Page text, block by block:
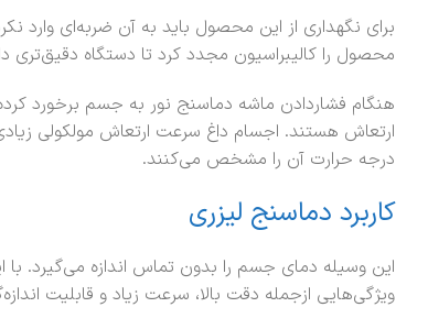
برای نگهداری از این محصول باید به آن ضربه‌ای وارد
محصول را کالیبراسیون مجدد کرد تا دستگاه دقیق‌تری
هنگام فشاردادن ماشه دماسنج نور به جسم برخورد
ارتعاش هستند. اجسام داغ سرعت ارتعاش مولکولی
درجه حرارت آن را مشخص می‌کنند.
کاربرد دماسنج لیزری
این وسیله دمای جسم را بدون تماس اندازه می‌گیرد.
ویژگی‌هایی ازجمله دقت بالا، سرعت زیاد و قابلیت